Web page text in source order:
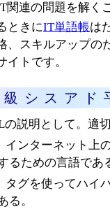
関連の問題を解く
ときにIT単語帳は
、スキルアップの
イトです。
級シスア
の説明として。適
ンターネット上
るための言語であ
グを使ってハイ
る。